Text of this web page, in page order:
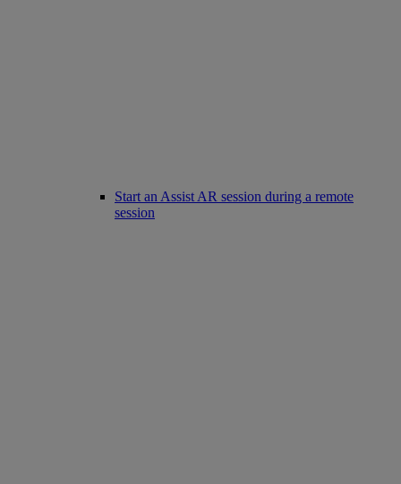
Start an Assist AR session during a remote
session